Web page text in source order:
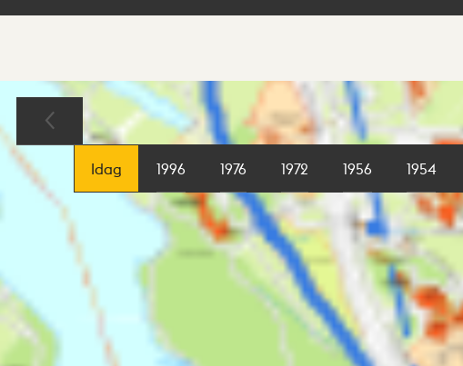
Karta
Idag 1996 1976 1972 1956 1954